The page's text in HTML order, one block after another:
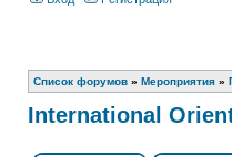
Список форумов » Мероприятия »
International